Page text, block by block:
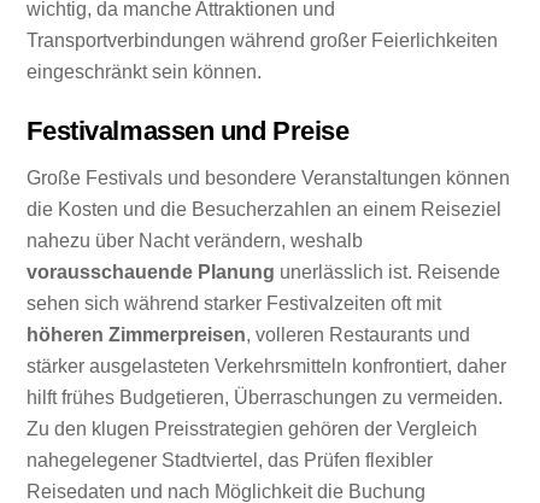
wichtig, da manche Attraktionen und
Transportverbindungen während großer Feierlichkeiten
eingeschränkt sein können.
Festivalmassen und Preise
Große Festivals und besondere Veranstaltungen können
die Kosten und die Besucherzahlen an einem Reiseziel
nahezu über Nacht verändern, weshalb
vorausschauende Planung unerlässlich ist. Reisende
sehen sich während starker Festivalzeiten oft mit
höheren Zimmerpreisen, volleren Restaurants und
stärker ausgelasteten Verkehrsmitteln konfrontiert, daher
hilft frühes Budgetieren, Überraschungen zu vermeiden.
Zu den klugen Preisstrategien gehören der Vergleich
nahegelegener Stadtviertel, das Prüfen flexibler
Reisedaten und nach Möglichkeit die Buchung